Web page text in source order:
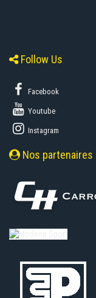
Follow Us
Facebook
Youtube
Instagram
Nos